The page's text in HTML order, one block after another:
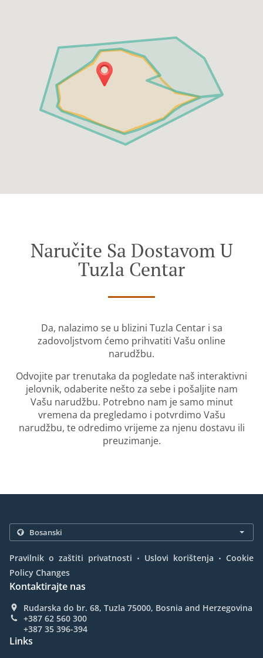
Naručite Sa Dostavom U
Tuzla Centar
Da, nalazimo se u blizini Tuzla Centar i sa
zadovoljstvom ćemo prihvatiti Vašu online
narudžbu.
Odvojite par trenutaka da pogledate naš interaktivni
jelovnik, odaberite nešto za sebe i pošaljite nam
Vašu narudžbu. Potrebno nam je samo minut
vremena da pregledamo i potvrdimo Vašu
narudžbu, te odredimo vrijeme za njenu dostavu ili
preuzimanje.
Pravilnik o zaštiti privatnosti . Uslovi korištenja . Cookie
Policy Changes
Kontaktirajte nas
Rudarska do br. 68, Tuzla 75000, Bosnia and Herzegovina
+387 62 560 300
+387 35 396-394
Links